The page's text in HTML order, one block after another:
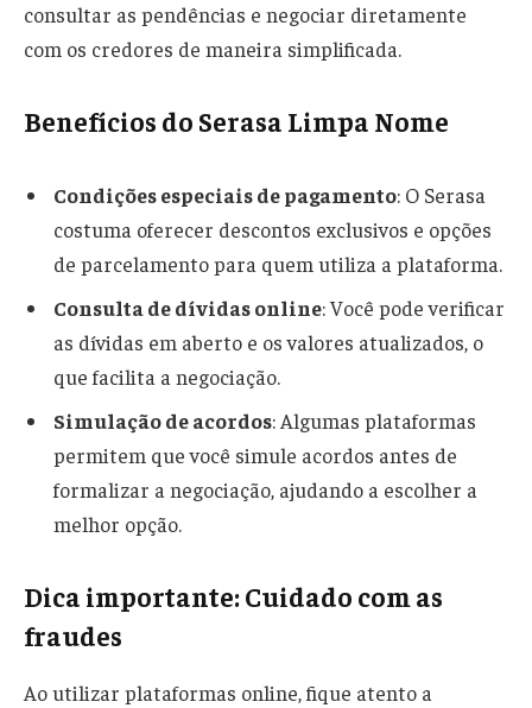
consultar as pendências e negociar diretamente
com os credores de maneira simplificada.
Benefícios do Serasa Limpa Nome
Condições especiais de pagamento: O Serasa
costuma oferecer descontos exclusivos e opções
de parcelamento para quem utiliza a plataforma.
Consulta de dívidas online: Você pode verificar
as dívidas em aberto e os valores atualizados, o
que facilita a negociação.
Simulação de acordos: Algumas plataformas
permitem que você simule acordos antes de
formalizar a negociação, ajudando a escolher a
melhor opção.
Dica importante: Cuidado com as
fraudes
Ao utilizar plataformas online, fique atento a